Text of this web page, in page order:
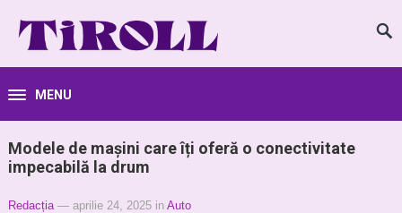
MENU
Modele de mașini care îți oferă o conectivitate
impecabilă la drum
Redacția — aprilie 24, 2025 in Auto